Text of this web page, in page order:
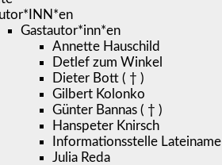
Gastautor*inn*en
Annette Hauschild
Detlef zum Winkel
Dieter Bott ( † )
Gilbert Kolonko
Günter Bannas ( † )
Hanspeter Knirsch
Informationsstelle
Julia Reda